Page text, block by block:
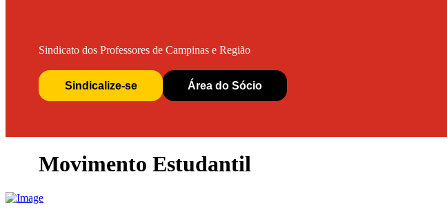
Sindicato dos Professores de Campinas e Região
Sindicalize-se Área do Sócio
Movimento Estudantil